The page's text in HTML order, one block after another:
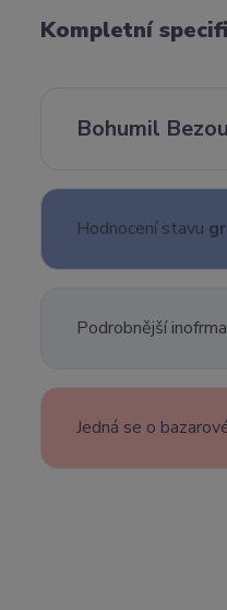
Kompletní
Bohumil
Hodnocení stavu
Podrobnější
Jedná se o